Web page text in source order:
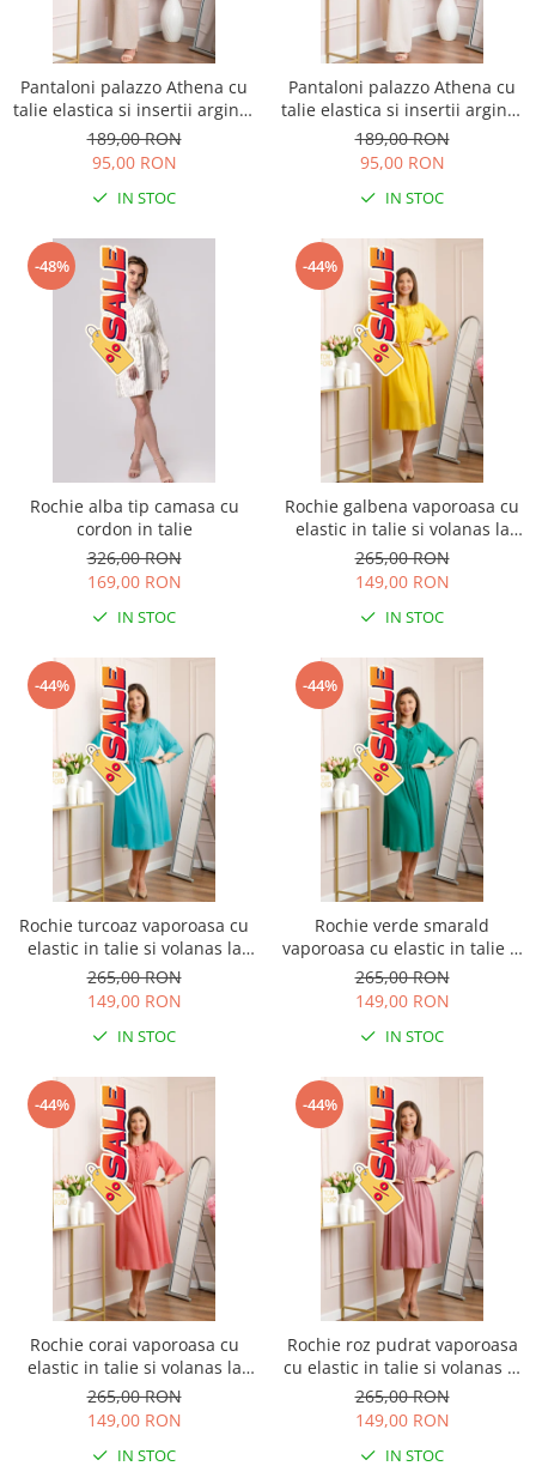
Pantaloni palazzo Athena cu
talie elastica si insertii argintii
- Bej
189,00 RON
95,00 RON
IN STOC
Pantaloni palazzo Athena cu
talie elastica si insertii argintii
- Ecru
189,00 RON
95,00 RON
IN STOC
-48%
Rochie alba tip camasa cu
cordon in talie
326,00 RON
169,00 RON
IN STOC
-44%
Rochie galbena vaporoasa cu
elastic in talie si volanas la
decolteu Allegra
265,00 RON
149,00 RON
IN STOC
-44%
Rochie turcoaz vaporoasa cu
elastic in talie si volanas la
decolteu Allegra
265,00 RON
149,00 RON
IN STOC
-44%
Rochie verde smarald
vaporoasa cu elastic in talie si
volanas la decolteu Allegra
265,00 RON
149,00 RON
IN STOC
-44%
Rochie corai vaporoasa cu
elastic in talie si volanas la
decolteu Allegra
265,00 RON
149,00 RON
IN STOC
-44%
Rochie roz pudrat vaporoasa
cu elastic in talie si volanas la
decolteu Allegra
265,00 RON
149,00 RON
IN STOC